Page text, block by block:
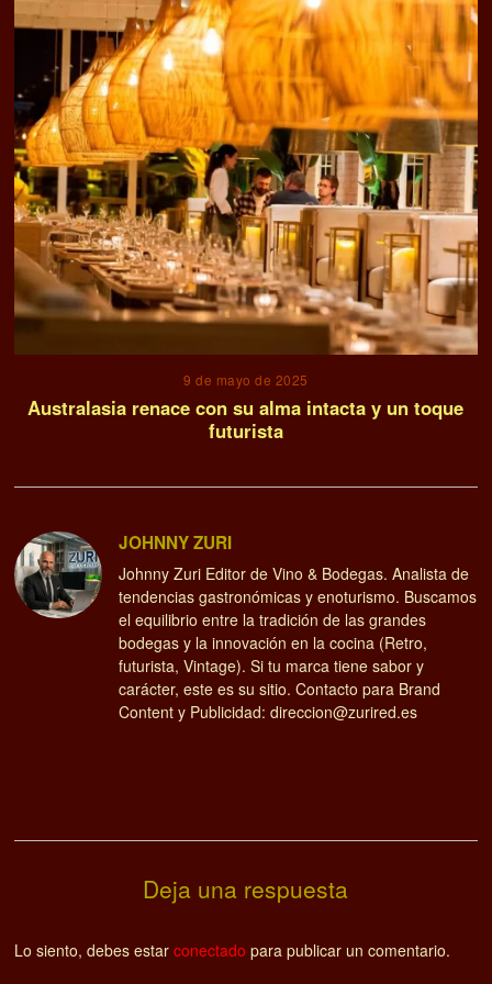
9 de mayo de 2025
Australasia renace con su alma intacta y un toque
futurista
JOHNNY ZURI
Johnny Zuri Editor de Vino & Bodegas. Analista de
tendencias gastronómicas y enoturismo. Buscamos
el equilibrio entre la tradición de las grandes
bodegas y la innovación en la cocina (Retro,
futurista, Vintage). Si tu marca tiene sabor y
carácter, este es su sitio. Contacto para Brand
Content y Publicidad: direccion@zurired.es
Deja una respuesta
Lo siento, debes estarconectado para publicar un comentario.